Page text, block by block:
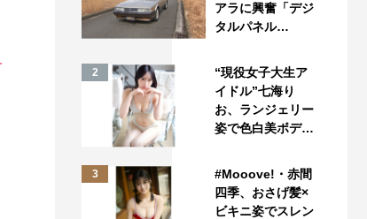
アラに興奮「デジ
タルパネル…
2
“現役女子大生ア
イドル”七海り
お、ランジェリー
姿で色白美ボデ…
3
#Mooove!・赤間
四季、おさげ髪×
ビキニ姿でスレン